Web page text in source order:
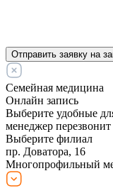
Отправить заявку на
Семейная медицина
Онлайн запись
Выберите удобные
менеджер
Выберите филиал
пр. Доватора, 16
Многопрофильный